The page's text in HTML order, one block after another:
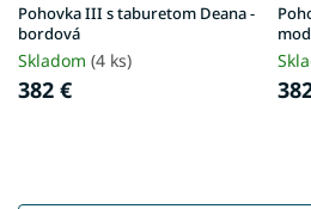
Pohovka III s taburetom Deana -
bordová
Skladom (4 ks)
382 €